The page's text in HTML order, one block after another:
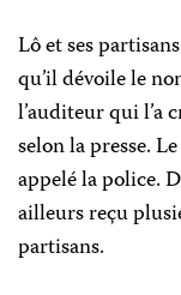
Lô et ses
qu’il dévoile le
l’auditeur qui l’a
selon la presse.
appelé la police.
ailleurs reçu
partisans.